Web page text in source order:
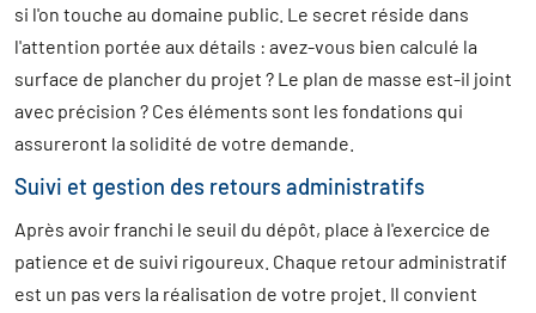
si l'on touche au domaine public. Le secret réside dans
l'attention portée aux détails : avez-vous bien calculé la
surface de plancher du projet ? Le plan de masse est-il joint
avec précision ? Ces éléments sont les fondations qui
assureront la solidité de votre demande.
Suivi et gestion des retours administratifs
Après avoir franchi le seuil du dépôt, place à l'exercice de
patience et de suivi rigoureux. Chaque retour administratif
est un pas vers la réalisation de votre projet. Il convient